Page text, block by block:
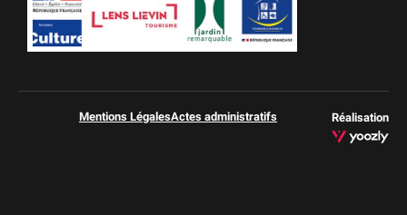
Mentions LégalesActes administratifs Réalisation